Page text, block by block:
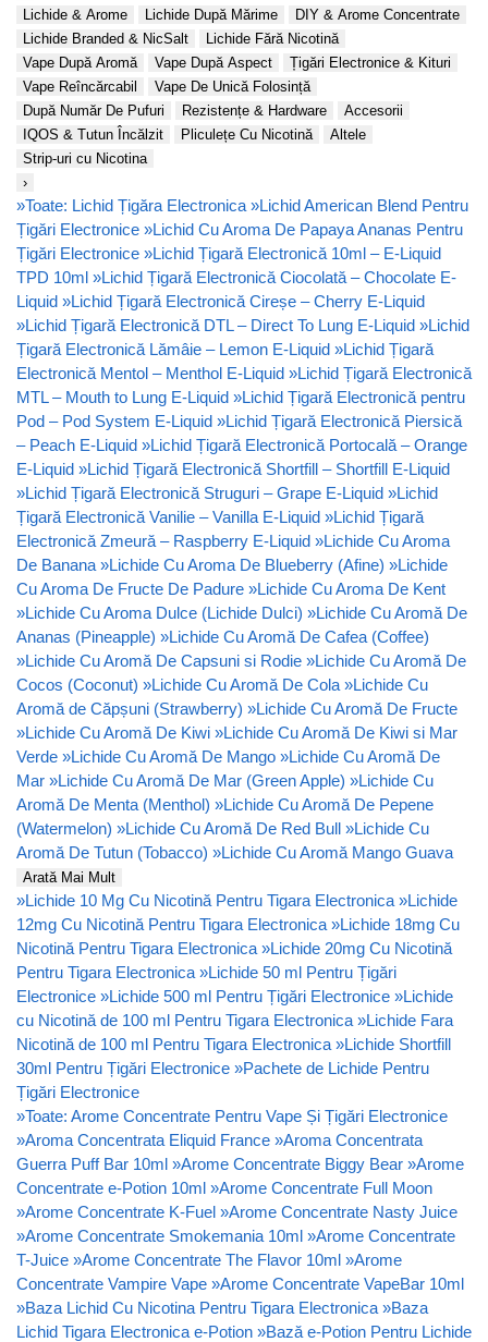
Lichide & Arome
Lichide După Mărime
DIY & Arome Concentrate
Lichide Branded & NicSalt
Lichide Fără Nicotină
Vape După Aromă
Vape După Aspect
Țigări Electronice & Kituri
Vape Reîncărcabil
Vape De Unică Folosință
După Număr De Pufuri
Rezistențe & Hardware
Accesorii
IQOS & Tutun Încălzit
Pliculețe Cu Nicotină
Altele
Strip-uri cu Nicotina
›
»Toate: Lichid Țigăra Electronica »Lichid American Blend Pentru
Țigări Electronice »Lichid Cu Aroma De Papaya Ananas Pentru
Țigări Electronice »Lichid Țigară Electronică 10ml – E-Liquid
TPD 10ml »Lichid Țigară Electronică Ciocolată – Chocolate E-
Liquid »Lichid Țigară Electronică Cireșe – Cherry E-Liquid
»Lichid Țigară Electronică DTL – Direct To Lung E-Liquid »Lichid
Țigară Electronică Lămâie – Lemon E-Liquid »Lichid Țigară
Electronică Mentol – Menthol E-Liquid »Lichid Țigară Electronică
MTL – Mouth to Lung E-Liquid »Lichid Țigară Electronică pentru
Pod – Pod System E-Liquid »Lichid Țigară Electronică Piersică
– Peach E-Liquid »Lichid Țigară Electronică Portocală – Orange
E-Liquid »Lichid Țigară Electronică Shortfill – Shortfill E-Liquid
»Lichid Țigară Electronică Struguri – Grape E-Liquid »Lichid
Țigară Electronică Vanilie – Vanilla E-Liquid »Lichid Țigară
Electronică Zmeură – Raspberry E-Liquid »Lichide Cu Aroma
De Banana »Lichide Cu Aroma De Blueberry (Afine) »Lichide
Cu Aroma De Fructe De Padure »Lichide Cu Aroma De Kent
»Lichide Cu Aroma Dulce (Lichide Dulci) »Lichide Cu Aromă De
Ananas (Pineapple) »Lichide Cu Aromă De Cafea (Coffee)
»Lichide Cu Aromă De Capsuni si Rodie »Lichide Cu Aromă De
Cocos (Coconut) »Lichide Cu Aromă De Cola »Lichide Cu
Aromă de Căpșuni (Strawberry) »Lichide Cu Aromă De Fructe
»Lichide Cu Aromă De Kiwi »Lichide Cu Aromă De Kiwi si Mar
Verde »Lichide Cu Aromă De Mango »Lichide Cu Aromă De
Mar »Lichide Cu Aromă De Mar (Green Apple) »Lichide Cu
Aromă De Menta (Menthol) »Lichide Cu Aromă De Pepene
(Watermelon) »Lichide Cu Aromă De Red Bull »Lichide Cu
Aromă De Tutun (Tobacco) »Lichide Cu Aromă Mango Guava
Arată Mai Mult
»Lichide 10 Mg Cu Nicotină Pentru Tigara Electronica »Lichide
12mg Cu Nicotină Pentru Tigara Electronica »Lichide 18mg Cu
Nicotină Pentru Tigara Electronica »Lichide 20mg Cu Nicotină
Pentru Tigara Electronica »Lichide 50 ml Pentru Țigări
Electronice »Lichide 500 ml Pentru Țigări Electronice »Lichide
cu Nicotină de 100 ml Pentru Tigara Electronica »Lichide Fara
Nicotină de 100 ml Pentru Tigara Electronica »Lichide Shortfill
30ml Pentru Țigări Electronice »Pachete de Lichide Pentru
Țigări Electronice
»Toate: Arome Concentrate Pentru Vape Și Țigări Electronice
»Aroma Concentrata Eliquid France »Aroma Concentrata
Guerra Puff Bar 10ml »Arome Concentrate Biggy Bear »Arome
Concentrate e-Potion 10ml »Arome Concentrate Full Moon
»Arome Concentrate K-Fuel »Arome Concentrate Nasty Juice
»Arome Concentrate Smokemania 10ml »Arome Concentrate
T-Juice »Arome Concentrate The Flavor 10ml »Arome
Concentrate Vampire Vape »Arome Concentrate VapeBar 10ml
»Baza Lichid Cu Nicotina Pentru Tigara Electronica »Baza
Lichid Tigara Electronica e-Potion »Bază e-Potion Pentru Lichide